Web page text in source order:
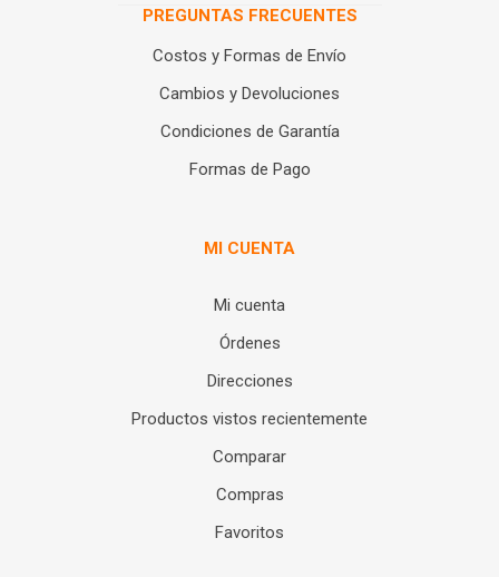
PREGUNTAS FRECUENTES
Costos y Formas de Envío
Cambios y Devoluciones
Condiciones de Garantía
Formas de Pago
MI CUENTA
Mi cuenta
Órdenes
Direcciones
Productos vistos recientemente
Comparar
Compras
Favoritos